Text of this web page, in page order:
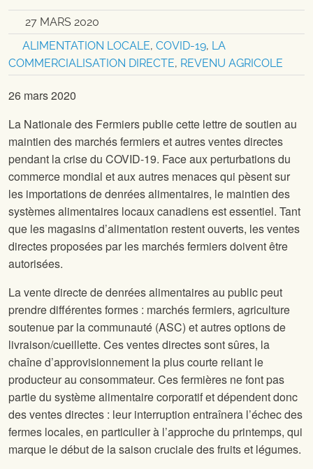
27 MARS 2020
ALIMENTATION LOCALE, COVID-19, LA
COMMERCIALISATION DIRECTE, REVENU AGRICOLE
26 mars 2020
La Nationale des Fermiers publie cette lettre de soutien au
maintien des marchés fermiers et autres ventes directes
pendant la crise du COVID-19. Face aux perturbations du
commerce mondial et aux autres menaces qui pèsent sur
les importations de denrées alimentaires, le maintien des
systèmes alimentaires locaux canadiens est essentiel. Tant
que les magasins d’alimentation restent ouverts, les ventes
directes proposées par les marchés fermiers doivent être
autorisées.
La vente directe de denrées alimentaires au public peut
prendre différentes formes : marchés fermiers, agriculture
soutenue par la communauté (ASC) et autres options de
livraison/cueillette. Ces ventes directes sont sûres, la
chaîne d’approvisionnement la plus courte reliant le
producteur au consommateur. Ces fermières ne font pas
partie du système alimentaire corporatif et dépendent donc
des ventes directes : leur interruption entraînera l’échec des
fermes locales, en particulier à l’approche du printemps, qui
marque le début de la saison cruciale des fruits et légumes.